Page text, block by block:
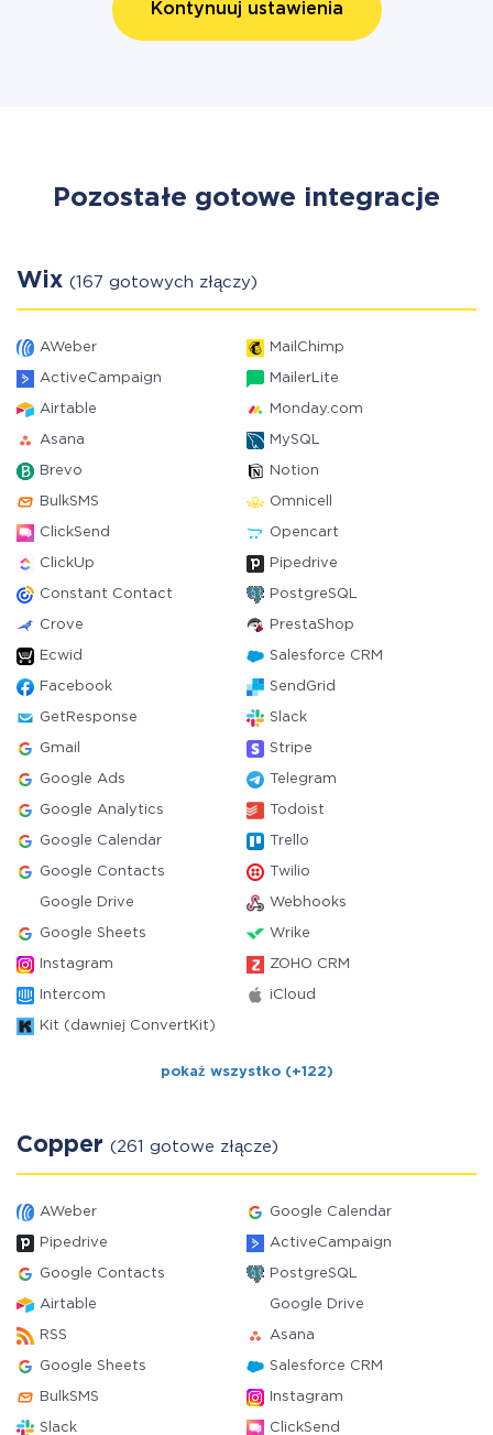
Kontynuuj ustawienia
Pozostałe gotowe integracje
Wix (167 gotowych złączy)
AWeber MailChimp
ActiveCampaign MailerLite
Airtable Monday.com
Asana MySQL
Brevo Notion
BulkSMS Omnicell
ClickSend Opencart
ClickUp Pipedrive
Constant Contact PostgreSQL
Crove PrestaShop
Ecwid Salesforce CRM
Facebook SendGrid
GetResponse Slack
Gmail Stripe
Google Ads Telegram
Google Analytics Todoist
Google Calendar Trello
Google Contacts Twilio
Google Drive Webhooks
Google Sheets Wrike
Instagram ZOHO CRM
Intercom iCloud
Kit (dawniej ConvertKit)
pokaż wszystko (+122)
Copper (261 gotowe złącze)
AWeber Google Calendar
Pipedrive ActiveCampaign
Google Contacts PostgreSQL
Airtable Google Drive
RSS Asana
Google Sheets Salesforce CRM
BulkSMS Instagram
Slack ClickSend